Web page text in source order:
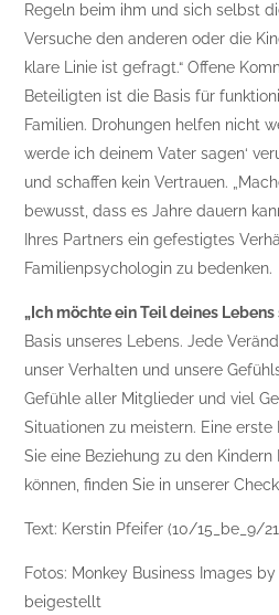
Regeln beim ihm und sich selbst
Versuche den anderen oder die
klare Linie ist gefragt.“ Offene
Beteiligten ist die Basis für
Familien. Drohungen helfen nicht
werde ich deinem Vater sagen‘
und schaffen kein Vertrauen.
bewusst, dass es Jahre dauern
Ihres Partners ein gefestigtes
Familienpsychologin zu bedenken.
„Ich möchte ein Teil deines Lebens
Basis unseres Lebens. Jede
unser Verhalten und unsere
Gefühle aller Mitglieder und viel
Situationen zu meistern. Eine erste
Sie eine Beziehung zu den
können, finden Sie in unserer
Text: Kerstin Pfeifer (10/15_be_9/
Fotos: Monkey Business Images
beigestellt